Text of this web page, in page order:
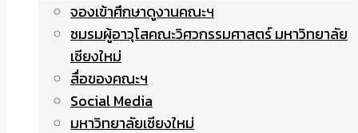
จองเข้าศึกษาดูงานคณะฯ
ชมรมผู้อาวุโสคณะวิศวกรรมศาสตร์ มหาวิทยาลัย
เชียงใหม่
สื่อของคณะฯ
Social Media
มหาวิทยาลัยเชียงใหม่